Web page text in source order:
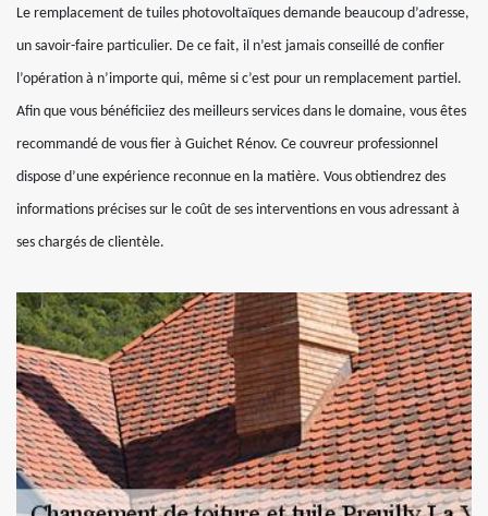
Le remplacement de tuiles photovoltaïques demande beaucoup d’adresse,
un savoir-faire particulier. De ce fait, il n’est jamais conseillé de confier
l’opération à n’importe qui, même si c’est pour un remplacement partiel.
Afin que vous bénéficiiez des meilleurs services dans le domaine, vous êtes
recommandé de vous fier à Guichet Rénov. Ce couvreur professionnel
dispose d’une expérience reconnue en la matière. Vous obtiendrez des
informations précises sur le coût de ses interventions en vous adressant à
ses chargés de clientèle.